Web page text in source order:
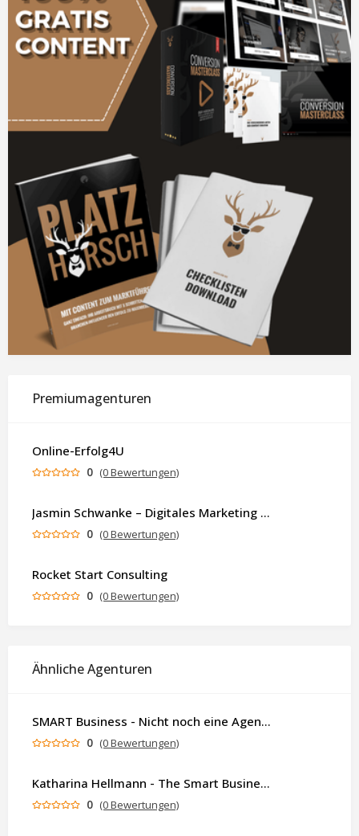
Premiumagenturen
Online-Erfolg4U
0 (0 Bewertungen)
Jasmin Schwanke – Digitales Marketing & KI-gestützte Contenterstellung
0 (0 Bewertungen)
Rocket Start Consulting
0 (0 Bewertungen)
Ähnliche Agenturen
SMART Business - Nicht noch eine Agentur. Sondern ein Partner, der dein Business als Ganzes denkt.
0 (0 Bewertungen)
Katharina Hellmann - The Smart Business Coach
0 (0 Bewertungen)